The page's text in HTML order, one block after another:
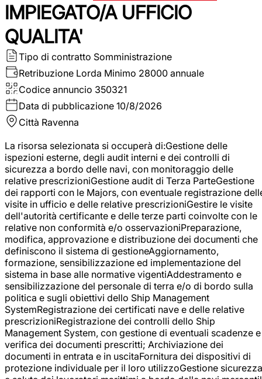
IMPIEGATO/A UFFICIO
QUALITA'
Tipo di contratto Somministrazione
Retribuzione Lorda Minimo 28000 annuale
Codice annuncio 350321
Data di pubblicazione 10/8/2026
Città Ravenna
La risorsa selezionata si occuperà di:Gestione delle
ispezioni esterne, degli audit interni e dei controlli di
sicurezza a bordo delle navi, con monitoraggio delle
relative prescrizioniGestione audit di Terza ParteGestione
dei rapporti con le Majors, con eventuale registrazione
visite in ufficio e delle relative prescrizioniGestire le visite
dell'autorità certificante e delle terze parti coinvolte con le
relative non conformità e/o osservazioniPreparazione,
modifica, approvazione e distribuzione dei documenti che
definiscono il sistema di gestioneAggiornamento,
formazione, sensibilizzazione ed implementazione del
sistema in base alle normative vigentiAddestramento e
sensibilizzazione del personale di terra e/o di bordo sulla
politica e sugli obiettivi dello Ship Management
SystemRegistrazione dei certificati nave e delle relative
prescrizioniRegistrazione dei controlli dello Ship
Management System, con gestione di eventuali scadenze e
verifica dei documenti prescritti; Archiviazione dei
documenti in entrata e in uscitaFornitura dei dispositivi di
protezione individuale per il loro utilizzoGestione sicurezza